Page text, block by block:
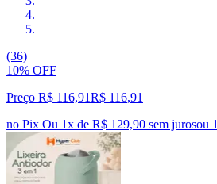
(36)
10% OFF
Preço R$ 116,91R$ 116,91
no Pix Ou 1x de R$ 129,90 sem jurosou 1